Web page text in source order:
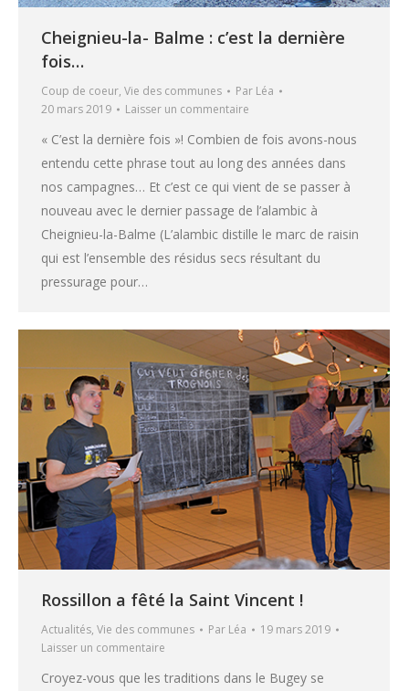
Cheignieu-la- Balme : c’est la dernière
fois…
Coup de coeur, Vie des communes Par Léa
20 mars 2019
Laisser un commentaire
« C’est la dernière fois »! Combien de fois avons-nous
entendu cette phrase tout au long des années dans
nos campagnes… Et c’est ce qui vient de se passer à
nouveau avec le dernier passage de l’alambic à
Cheignieu-la-Balme (L’alambic distille le marc de raisin
qui est l’ensemble des résidus secs résultant du
pressurage pour…
Rossillon a fêté la Saint Vincent !
Actualités, Vie des communes Par Léa
19 mars 2019
Laisser un commentaire
Croyez-vous que les traditions dans le Bugey se